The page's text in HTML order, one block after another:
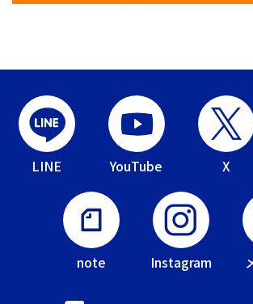
LINE YouTube X
note Instagram